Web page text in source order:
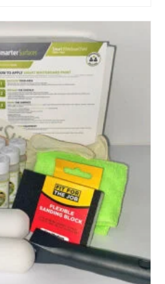
through
599.00 €
product
has
multiple
variants.
The
options
may
be
chosen
on
the
product
page